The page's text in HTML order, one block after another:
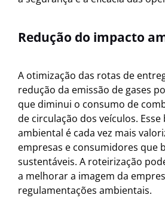
Redução do impacto
A otimização das rotas de
redução da emissão de gases
que diminui o consumo de
de circulação dos veículos. Esse
ambiental é cada vez mais
empresas e consumidores que
sustentáveis. A roteirização
a melhorar a imagem da
regulamentações ambientais.